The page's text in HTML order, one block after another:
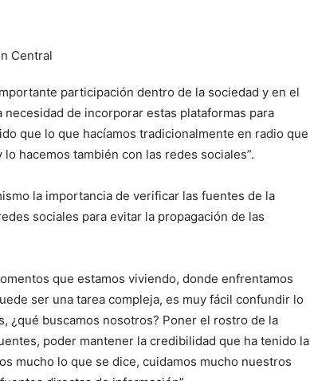
participación dentro de la sociedad y en el
de incorporar estas plataformas para
que lo que hacíamos tradicionalmente en radio que
hacemos también con las redes sociales”.
la importancia de verificar las fuentes de la
sociales para evitar la propagación de las
que estamos viviendo, donde enfrentamos
ser una tarea compleja, es muy fácil confundir lo
¿qué buscamos nosotros? Poner el rostro de la
poder mantener la credibilidad que ha tenido la
mucho lo que se dice, cuidamos mucho nuestros